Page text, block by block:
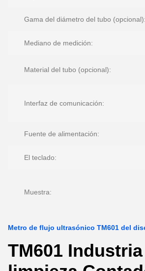
Gama del diámetro del tubo (opcional):
Mediano de medición:
Material del tubo (opcional):
Interfaz de comunicación:
Fuente de alimentación:
El teclado:
Muestra:
Metro de flujo ultrasónico TM601 del
TM601